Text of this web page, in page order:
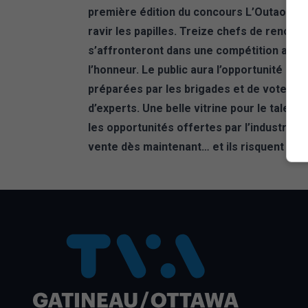
première édition du concours
ravir les papilles. Treize chefs de renom,
s’affronteront dans une compétition
l’honneur. Le public aura l’opportunité
préparées par les brigades et de voter
d’experts. Une belle vitrine pour le
les opportunités offertes par l’industrie
vente dès maintenant… et ils risquent de